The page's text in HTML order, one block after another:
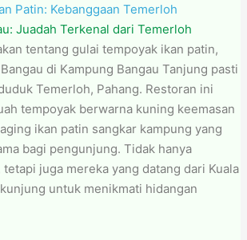
Patin: Kebanggaan Temerloh
Juadah Terkenal dari Temerloh
tentang gulai tempoyak ikan patin,
di Kampung Bangau Tanjung pasti
Temerloh, Pahang. Restoran ini
tempoyak berwarna kuning keemasan
ikan patin sangkar kampung yang
bagi pengunjung. Tidak hanya
juga mereka yang datang dari Kuala
untuk menikmati hidangan